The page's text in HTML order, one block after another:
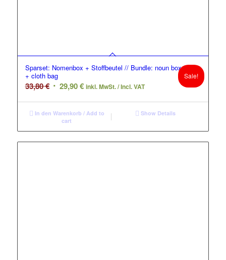
Sparset: Nomenbox + Stoffbeutel // Bundle: noun box
+ cloth bag
33,80€ Original
was:
33,80 €.
29,90€Current
is:
inkl. MwSt. / Incl. VAT
Sale!
In den Warenkorb / Add to
cart
Show Details